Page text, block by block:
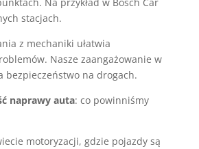
stacjach.
z mechaniki ułatwia
Nasze zaangażowanie w
bezpieczeństwo na drogach.
naprawy auta: co powinniśmy
motoryzacji, gdzie pojazdy są